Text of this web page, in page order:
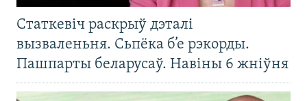
Статкевіч раскрыў дэталі
вызваленьня. Сьпёка б’е рэкорды.
Пашпарты беларусаў. Навіны 6 жніўня